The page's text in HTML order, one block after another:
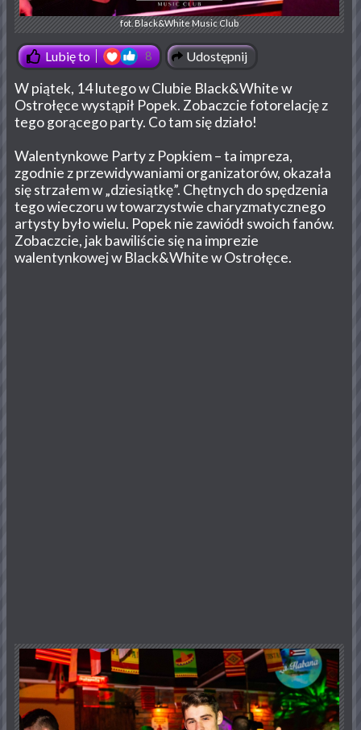
fot. Black&White Music Club
Lubię to 8 Udostępnij
W piątek, 14 lutego w Clubie Black&White w
Ostrołęce wystąpił Popek. Zobaczcie fotorelację z
tego gorącego party. Co tam się działo!
Walentynkowe Party z Popkiem – ta impreza,
zgodnie z przewidywaniami organizatorów, okazała
się strzałem w „dziesiątkę”. Chętnych do spędzenia
tego wieczoru w towarzystwie charyzmatycznego
artysty było wielu. Popek nie zawiódł swoich fanów.
Zobaczcie, jak bawiliście się na imprezie
walentynkowej w Black&White w Ostrołęce.